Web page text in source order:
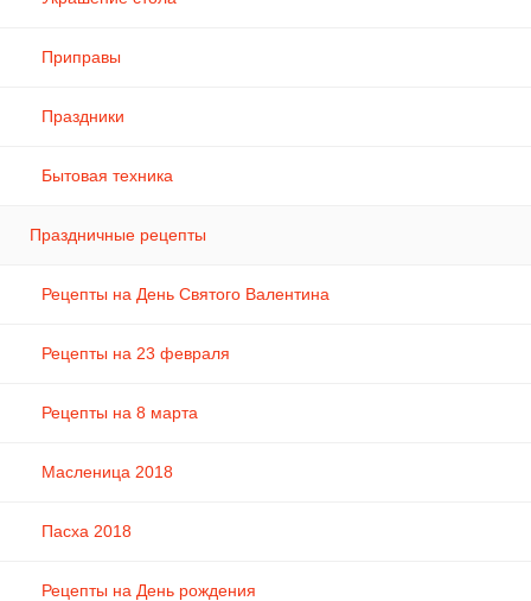
Приправы
Праздники
Бытовая техника
Праздничные рецепты
Рецепты на День Святого Валентина
Рецепты на 23 февраля
Рецепты на 8 марта
Масленица 2018
Пасха 2018
Рецепты на День рождения